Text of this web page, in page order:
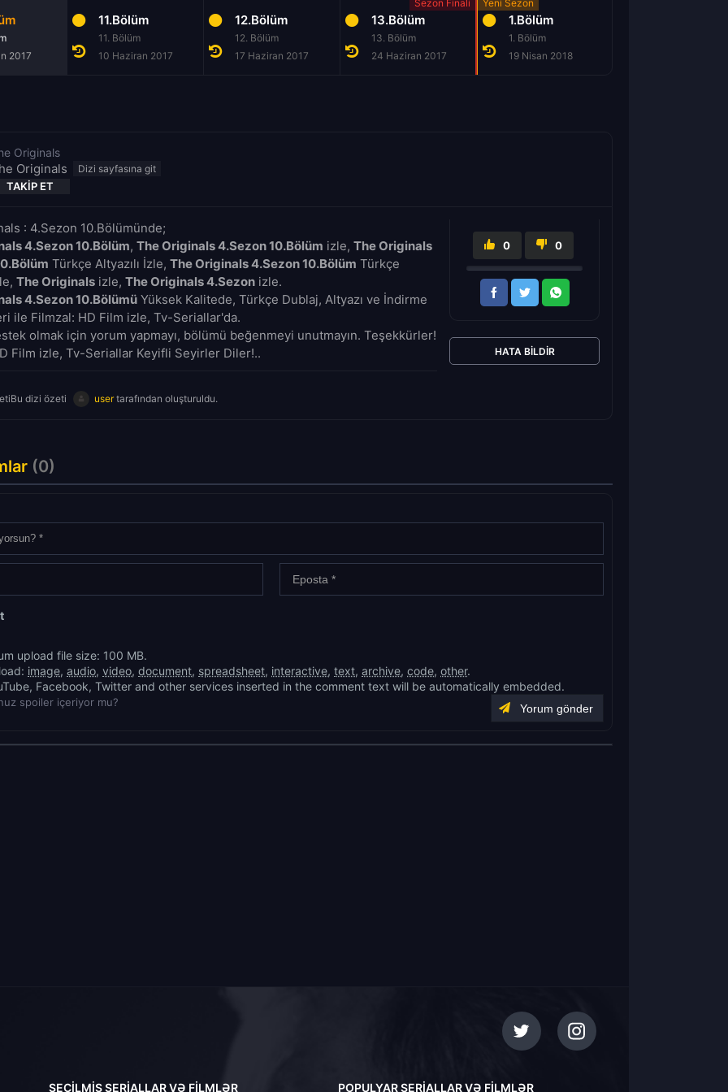
2017
11.Bölüm
11. Bölüm
10 Haziran 2017
12.Bölüm
12. Bölüm
17 Haziran 2017
13.Bölüm
13. Bölüm
24 Haziran 2017
1.Bölüm
1. Bölüm
19 Nisan 2018
Originals
Originals
TAKIP ET
: 4.Sezon 10.Bölümünde;
4.Sezon 10.Bölüm, The Originals 4.Sezon 10.Bölüm izle, The Originals
Türkçe Altyazılı İzle, The Originals 4.Sezon 10.Bölüm Türkçe
The Originals izle, The Originals 4.Sezon izle.
4.Sezon 10.Bölümü Yüksek Kalitede, Türkçe Dublaj, Altyazı ve İndirme
ile Filmzal: HD Film izle, Tv-Seriallar'da.
olmak için yorum yapmayı, bölümü beğenmeyi unutmayın. Teşekkürler!
Film izle, Tv-Seriallar Keyifli Seyirler Diler!..
dizi özeti usertarafından oluşturuldu.
0 0
HATA BILDIR
(0)
upload file size: 100 MB.
image, audio, video, document, spreadsheet, interactive, text, archive, code, other.
Facebook, Twitter and other services inserted in the comment text will be automatically embedded.
spoiler içeriyor mu?
SEÇILMIŞ SERIALLAR VƏ FILMLƏR POPULYAR SERIALLAR VƏ FILMLƏR